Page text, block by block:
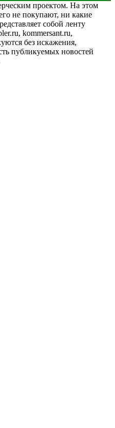
проектом. На этом
не покупают, ни какие
собой ленту
kommersant.ru,
без искажения,
публикуемых новостей